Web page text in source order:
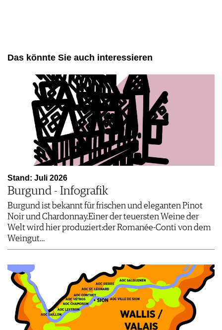
Das könnte Sie auch interessieren
Stand: Juli 2026
Burgund - Infografik
Burgund ist bekannt für frischen und eleganten Pinot
Noir und ­Chardonnay.Einer der teuersten Weine der
Welt wird hier produziert:der Romanée-Conti von dem
Weingut…